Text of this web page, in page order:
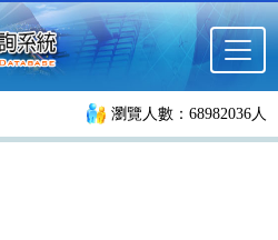
瀏覽人數：68982036人